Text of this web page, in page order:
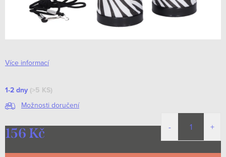
Více informací
1-2 dny (>5 KS)
Možnosti doručení
156 Kč